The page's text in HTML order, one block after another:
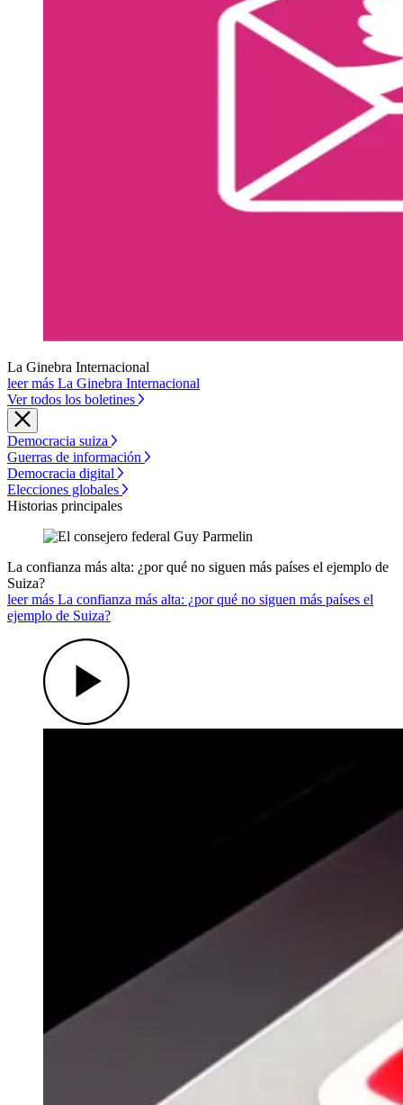
La Ginebra Internacional
leer más La Ginebra Internacional
Ver todos los boletines
Democracia suiza
Guerras de información
Democracia digital
Elecciones globales
Historias principales
La confianza más alta: ¿por qué no siguen más países el ejemplo de
Suiza?
leer más La confianza más alta: ¿por qué no siguen más países el
ejemplo de Suiza?